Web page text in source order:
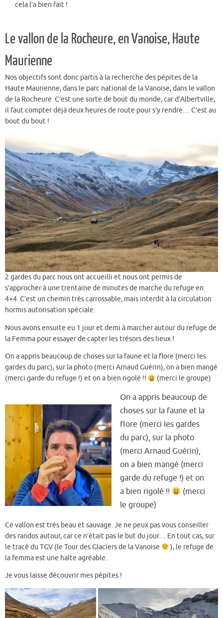
cela l’a bien fait !
Le vallon de la Rocheure, en Vanoise, Haute
Maurienne
Nos objectifs sont donc partis à la recherche des pépites de la
Haute Maurienne, dans le parc national de la Vanoise, dans le vallon
de la Rocheure. C’est une sorte de bout du monde, car d’Albertville,
il faut compter déjà deux heures de route pour s’y rendre… C’est au
bout du bout !
2 gardes du parc nous ont accueilli et nous ont permis de
s’approcher à une trentaine de minutes de marche du refuge en
4×4. C’est un chemin très carrossable, mais interdit à la circulation
hormis autorisation spéciale.
Nous avons ensuite eu 1 jour et demi à marcher autour du refuge de
la Femma pour essayer de capter les trésors des lieux !
On a appris beaucoup de choses sur la faune et la flore (merci les
gardes du parc), sur la photo (merci Arnaud Guérin), on a bien mangé
(merci garde du refuge !) et on a bien rigolé !!
(merci le groupe)
On a appris beaucoup de
choses sur la faune et la
flore (merci les gardes
du parc), sur la photo
(merci Arnaud Guérin),
on a bien mangé (merci
garde du refuge !) et on
a bien rigolé !!
(merci
le groupe)
Ce vallon est très beau et sauvage. Je ne peux pas vous conseiller
des randos autour, car ce n’était pas le but du jour… En tout cas, sur
le tracé du TGV (le Tour des Glaciers de la Vanoise
), le refuge de
la femma est une halte agréable.
Je vous laisse découvrir mes pépites !